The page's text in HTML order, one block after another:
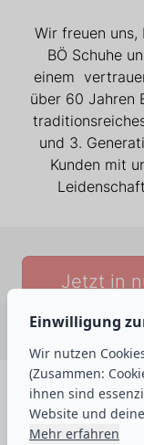
Wir freuen uns,
BÖ Schuhe
einem
über 60 Jahren
und 3.
Kunden mit
Jetzt in
Einwilligung
Wir nutzen
(Zusammen:
ihnen sind
Website und
Mehr erfahren